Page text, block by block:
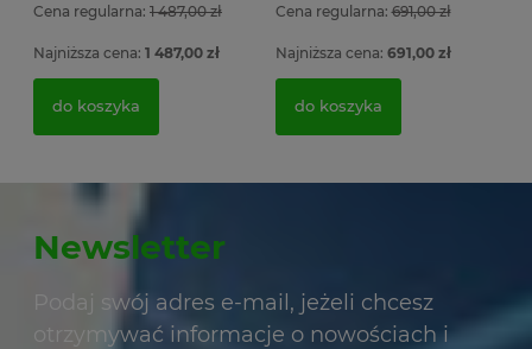
Cena regularna: 1 487,00 zł
Najniższa cena: 1 487,00 zł
do koszyka
Cena regularna:691,00 zł
Najniższa cena: 691,00 zł
do koszyka
Newsletter
Podaj swój adres e-mail, jeżeli chcesz
otrzymywać informacje o nowościach i